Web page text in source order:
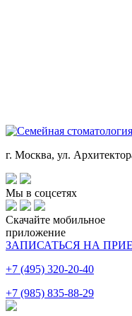
г. Москва, ул.
Мы в соцсетях
Скачайте мобильное
приложение
ЗАПИСАТЬСЯ НА
+7 (495) 320-20-40
+7 (985) 835-88-29